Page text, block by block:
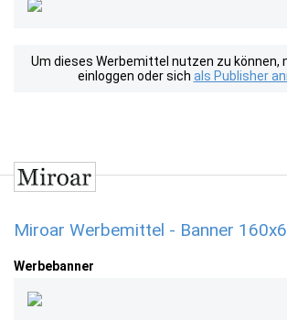
Um dieses Werbemittel nutzen zu können,
einloggen oder sich als Publisher
Miroar Werbemittel - Banner
Werbebanner